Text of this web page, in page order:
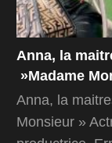
Anna, la
»Madame
Anna, la
Monsieur »